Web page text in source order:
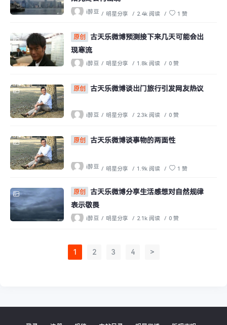
i醉豆 / 明星分享 / 2.4k 阅读 / 1 赞
原创
古天乐微博预测接下来几天可能会出
现寒流
i醉豆 / 明星分享 / 1.8k 阅读 / 0 赞
原创 古天乐微博谈出门旅行引发网友热议
i醉豆 / 明星分享 / 2.3k 阅读 / 0 赞
原创 古天乐微博谈事物的两面性
i醉豆 / 明星分享 / 1.9k 阅读 / 1 赞
原创
古天乐微博分享生活感想对自然规律
表示敬畏
i醉豆 / 明星分享 / 2.1k 阅读 / 0 赞
1 2 3 4 >